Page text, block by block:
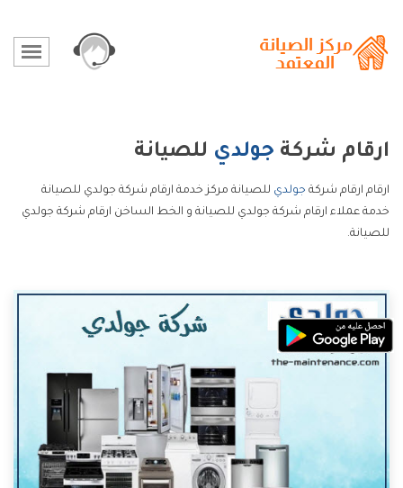
ارقام شركة جولدي للصيانة
ارقام ارقام شركة جولدي للصيانة مركز خدمة ارقام شركة جولدي للصيانة
خدمة عملاء ارقام شركة جولدي للصيانة و الخط الساخن ارقام شركة جولدي
للصيانة.